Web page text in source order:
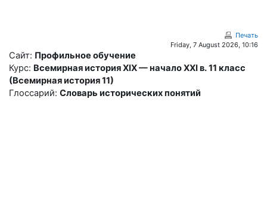
Печать
Friday, 7 August 2026, 10:16
Сайт: Профильное обучение
Курс: Всемирная история ХІХ — начало ХХІ в. 11 класс
(Всемирная история 11)
Глоссарий: Словарь исторических понятий